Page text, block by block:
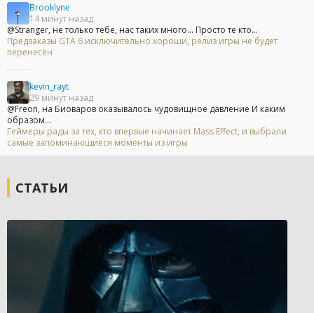
Brooklyne
14 минут назад
@Stranger, не только тебе, нас таких много... Просто те кто...
Предзаказы GTA 6 исключительно хороши, релиз игры не будет
перенесён
kevin_rayt
29 минут назад
@Freon, на Биоваров оказывалось чудовищное давление И каким
образом...
Геймеры рады за тех, кто впервые начинает Mass Effect, и выбрали
самые запоминающиеся моменты из игры
СТАТЬИ